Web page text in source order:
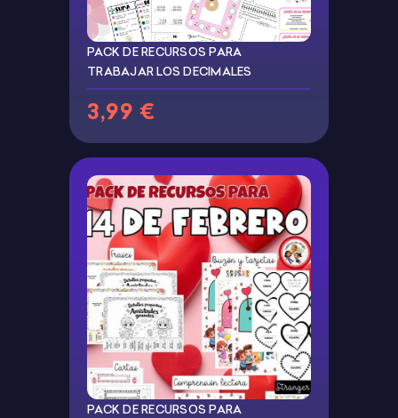
PACK DE RECURSOS PARA
TRABAJAR LOS DECIMALES
3,99 €
PACK DE RECURSOS PARA